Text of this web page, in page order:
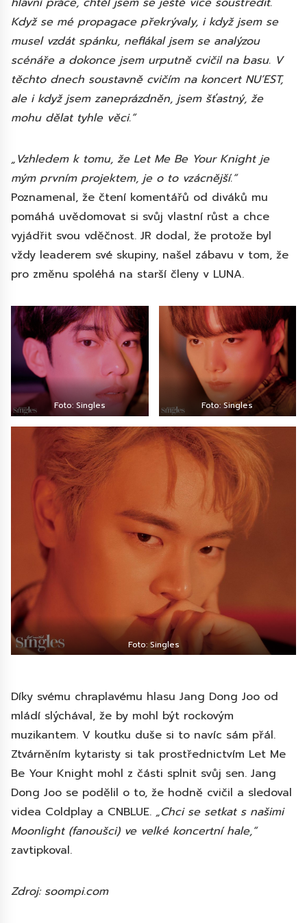
Když se mé propagace překrývaly, i když jsem se
musel vzdát spánku, neflákal jsem se analýzou
scénáře a dokonce jsem urputně cvičil na basu. V
těchto dnech soustavně cvičím na koncert NU’EST,
ale i když jsem zaneprázdněn, jsem šťastný, že
mohu dělat tyhle věci.“
„Vzhledem k tomu, že Let Me Be Your Knight je
mým prvním projektem, je o to vzácnější.“
Poznamenal, že čtení komentářů od diváků mu
pomáhá uvědomovat si svůj vlastní růst a chce
vyjádřit svou vděčnost. JR dodal, že protože byl
vždy leaderem své skupiny, našel zábavu v tom, že
pro změnu spoléhá na starší členy v LUNA.
Foto: Singles Foto: Singles
Foto: Singles
Díky svému chraplavému hlasu Jang Dong Joo od
mládí slýchával, že by mohl být rockovým
muzikantem. V koutku duše si to navíc sám přál.
Ztvárněním kytaristy si tak prostřednictvím Let Me
Be Your Knight mohl z části splnit svůj sen. Jang
Dong Joo se podělil o to, že hodně cvičil a sledoval
videa Coldplay a CNBLUE. „Chci se setkat s našimi
Moonlight (fanoušci) ve velké koncertní hale,“
zavtipkoval.
Zdroj: soompi.com